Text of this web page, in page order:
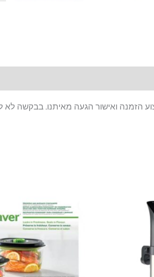
הזמנה ואישור הגעה מאיתנו. בבקשה לא